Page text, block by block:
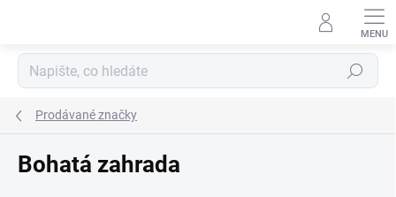
Hledat
Prodávané značky
Bohatá zahrada